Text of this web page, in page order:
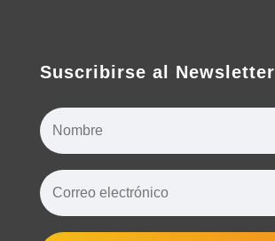
Suscribirse al Newsletter